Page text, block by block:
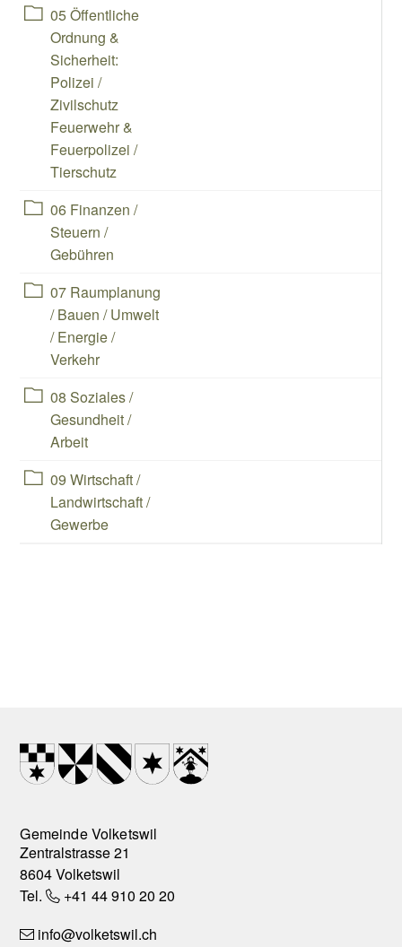
Ebene 1:
05 Öffentliche
Ordnung &
Sicherheit:
Polizei /
Zivilschutz
Feuerwehr &
Feuerpolizei /
Tierschutz
Ebene 1:
06 Finanzen /
Steuern /
Gebühren
Ebene 1:
07 Raumplanung
/ Bauen / Umwelt
/ Energie /
Verkehr
Ebene 1:
08 Soziales /
Gesundheit /
Arbeit
Ebene 1:
09 Wirtschaft /
Landwirtschaft /
Gewerbe
Footer
Wappen
Gemeinde Volketswil
Zentralstrasse 21
8604 Volketswil
Tel.
+41 44 910 20 20
info@volketswil.ch